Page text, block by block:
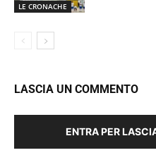
LE CRONACHE
LASCIA UN COMMENTO
ENTRA PER